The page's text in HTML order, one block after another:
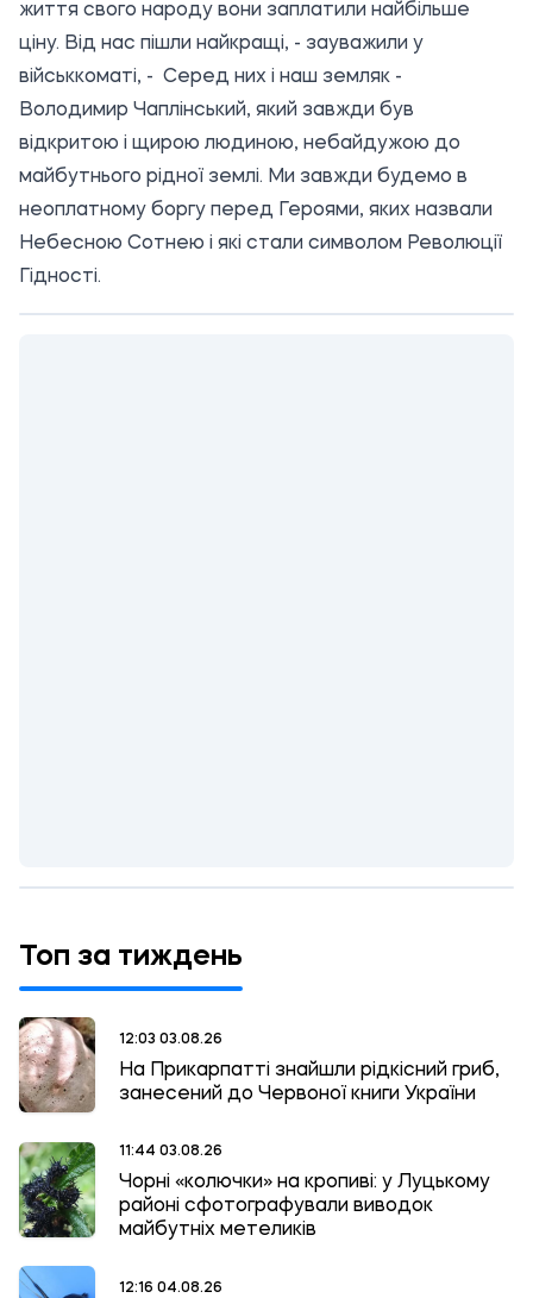
життя свого народу вони заплатили найбільше
ціну. Від нас пішли найкращі, - зауважили у
військкоматі, - Серед них і наш земляк -
Володимир Чаплінський, який завжди був
відкритою і щирою людиною, небайдужою до
майбутнього рідної землі. Ми завжди будемо в
неоплатному боргу перед Героями, яких назвали
Небесною Сотнею і які стали символом Революції
Гідності.
Топ за тиждень
12:03 03.08.26
На Прикарпатті знайшли рідкісний гриб,
занесений до Червоної книги України
11:44 03.08.26
Чорні «колючки» на кропиві: у Луцькому
районі сфотографували виводок
майбутніх метеликів
12:16 04.08.26